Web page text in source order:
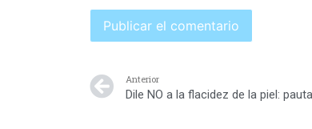
Anterior